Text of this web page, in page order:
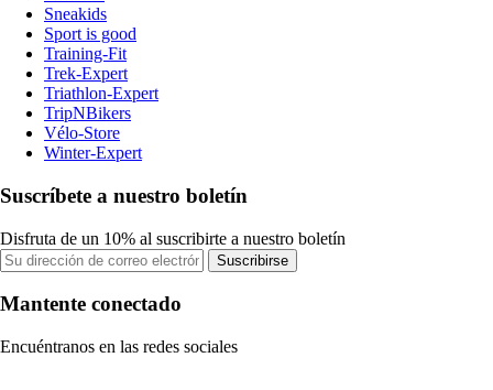
Sneakids
Sport is good
Training-Fit
Trek-Expert
Triathlon-Expert
TripNBikers
Vélo-Store
Winter-Expert
Suscríbete a nuestro boletín
Disfruta de un 10% al suscribirte a nuestro boletín
Suscribirse
Mantente conectado
Encuéntranos en las redes sociales